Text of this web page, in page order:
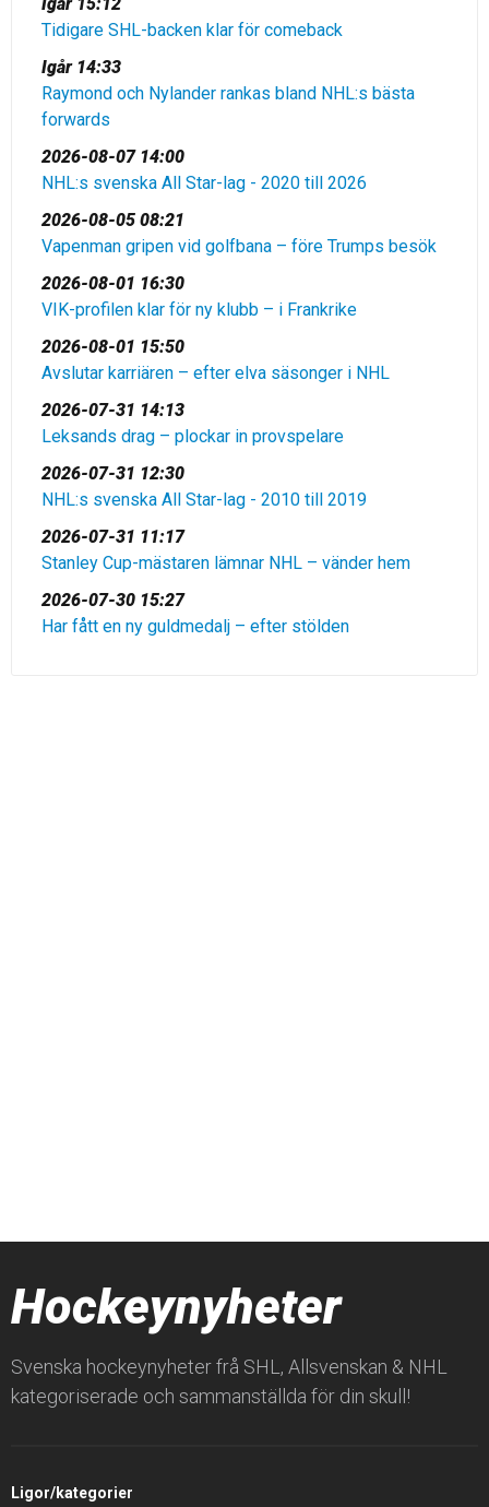
Tidigare SHL-backen klar för comeback
Igår 14:33
Raymond och Nylander rankas bland NHL:s bästa
forwards
2026-08-07 14:00
NHL:s svenska All Star-lag - 2020 till 2026
2026-08-05 08:21
Vapenman gripen vid golfbana – före Trumps besök
2026-08-01 16:30
VIK-profilen klar för ny klubb – i Frankrike
2026-08-01 15:50
Avslutar karriären – efter elva säsonger i NHL
2026-07-31 14:13
Leksands drag – plockar in provspelare
2026-07-31 12:30
NHL:s svenska All Star-lag - 2010 till 2019
2026-07-31 11:17
Stanley Cup-mästaren lämnar NHL – vänder hem
2026-07-30 15:27
Har fått en ny guldmedalj – efter stölden
Hockeynyheter
Svenska hockeynyheter frå SHL, Allsvenskan & NHL
kategoriserade och sammanställda för din skull!
Ligor/kategorier